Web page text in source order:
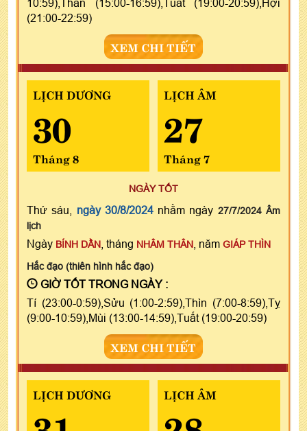
10:59),Thân (15:00-16:59),Tuất (19:00-20:59),Hợi
(21:00-22:59)
XEM CHI TIẾT
LỊCH DƯƠNG
30
Tháng 8
LỊCH ÂM
27
Tháng 7
NGÀY TỐT
Thứ sáu, ngày 30/8/2024nhằm ngày 27/7/2024 Âm
lịch
Ngày BÍNH DẦN , tháng NHÂM THÂN , năm GIÁP THÌN
Hắc đạo (thiên hình hắc đạo)
GIỜ TỐT TRONG NGÀY :
Tí (23:00-0:59),Sửu (1:00-2:59),Thìn (7:00-8:59),Tỵ
(9:00-10:59),Mùi (13:00-14:59),Tuất (19:00-20:59)
XEM CHI TIẾT
LỊCH DƯƠNG LỊCH ÂM